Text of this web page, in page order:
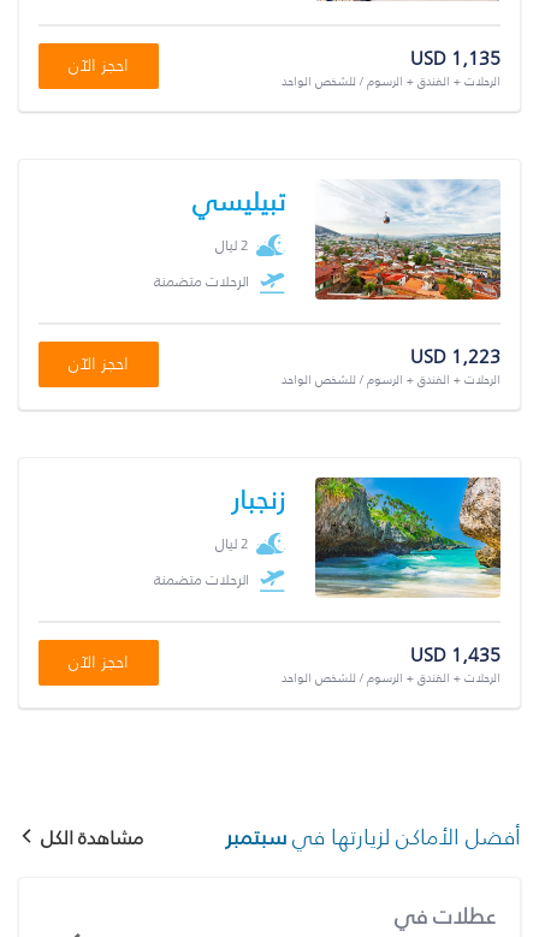
USD 1,135
الرحلات + الفندق + الرسوم / للشخص الواحد
احجز الآن
تبيليسي
2 ليال
الرحلات متضمنة
USD 1,223
الرحلات + الفندق + الرسوم / للشخص الواحد
احجز الآن
زنجبار
2 ليال
الرحلات متضمنة
USD 1,435
الرحلات + الفندق + الرسوم / للشخص الواحد
احجز الآن
أفضل الأماكن لزيارتها فيسبتمبر مشاهدة الكل
عطلات في